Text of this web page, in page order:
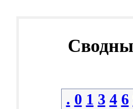
. 0 1 3 4 6